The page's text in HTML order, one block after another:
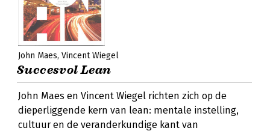
John Maes Vincent Wiegel
Succesvol Lean
John Maes en Vincent Wiegel richten zich op de
dieperliggende kern van lean: mentale instelling,
cultuur en de veranderkundige kant van